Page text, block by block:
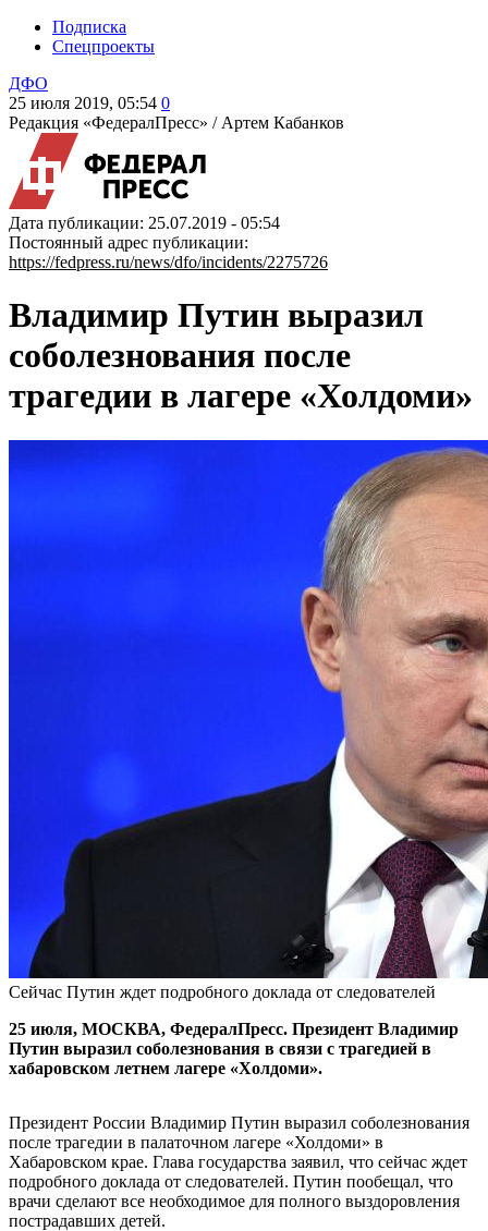
Подписка
Спецпроекты
ДФО
25 июля 2019, 05:54 0
Редакция «ФедералПресс» / Артем Кабанков
Дата публикации: 25.07.2019 - 05:54
Постоянный адрес публикации:
https://fedpress.ru/news/dfo/incidents/2275726
Владимир Путин выразил
соболезнования после
трагедии в лагере «Холдоми»
Сейчас Путин ждет подробного доклада от следователей
25 июля, МОСКВА, ФедералПресс. Президент Владимир
Путин выразил соболезнования в связи с трагедией в
хабаровском летнем лагере «Холдоми».
Президент России Владимир Путин выразил соболезнования
после трагедии в палаточном лагере «Холдоми» в
Хабаровском крае. Глава государства заявил, что сейчас ждет
подробного доклада от следователей. Путин пообещал, что
врачи сделают все необходимое для полного выздоровления
пострадавших детей.